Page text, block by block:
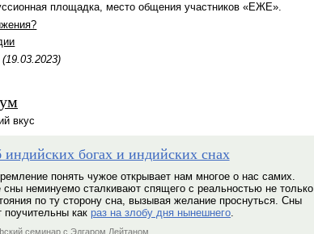
площадка, место общения участников «ЕЖЕ».
(19.03.2023)
вкус
индийских богах и индийских снах
понять чужое открывает нам многое о нас самих.
сны неминуемо сталкивают спящего с реальностью не только
по ту сторону сна, вызывая желание проснуться. Сны
поучительны какраз на злобу дня нынешнего
семинар с Эдгаром Лейтаном